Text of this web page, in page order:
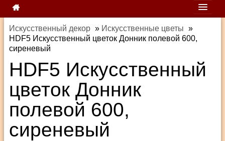
Искусственный декор » Искусственные цветы »
HDF5 Искусственный цветок Донник полевой 600,
сиреневый
HDF5 Искусственный
цветок Донник
полевой 600,
сиреневый